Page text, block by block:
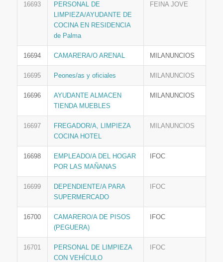
16693
PERSONAL DE
LIMPIEZA/AYUDANTE DE
COCINA EN RESIDENCIA
de Palma
FEINA JOVE
16694 CAMARERA/O ARENAL MILANUNCIOS
16695 Peones/as y oficiales MILANUNCIOS
16696
AYUDANTE ALMACEN
TIENDA MUEBLES
MILANUNCIOS
16697
FREGADOR/A, LIMPIEZA
COCINA HOTEL
MILANUNCIOS
16698
EMPLEADO/A DEL HOGAR
POR LAS MAÑANAS
IFOC
16699
DEPENDIENTE/A PARA
SUPERMERCADO
IFOC
16700
CAMARERO/A DE PISOS
(PEGUERA)
IFOC
16701
PERSONAL DE LIMPIEZA
CON VEHÍCULO
IFOC